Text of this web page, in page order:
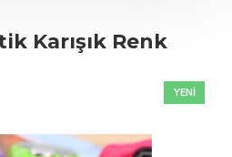
Karışık Renk
YENI